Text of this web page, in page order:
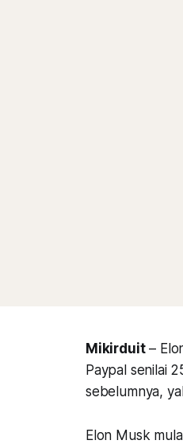
Mikirduit–
Paypal senilai
sebelumnya,
Elon Musk